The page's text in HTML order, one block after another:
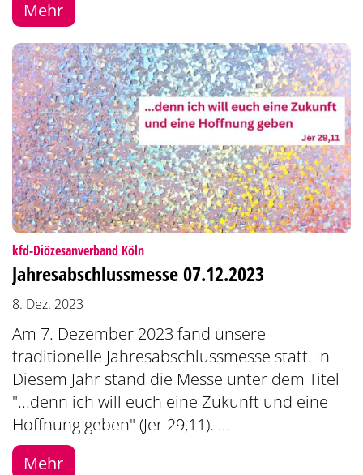
Mehr
kfd-Diözesanverband Köln:
Jahresabschlussmesse 07.12.2023
8. Dez. 2023
Am 7. Dezember 2023 fand unsere
traditionelle Jahresabschlussmesse statt. In
Diesem Jahr stand die Messe unter dem Titel
"...denn ich will euch eine Zukunft und eine
Hoffnung geben" (Jer 29,11). ...
Mehr